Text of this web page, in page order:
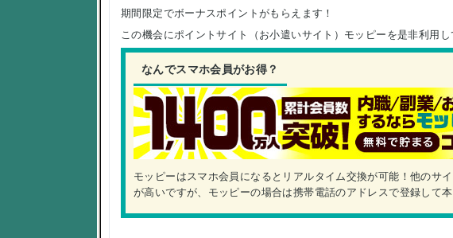
期間限定でボーナスポイントがもらえます！
この機会にポイントサイト（お小遣いサイト）モッピーを是非利用し
なんでスマホ会員がお得？
モッピーはスマホ会員になるとリアルタイム交換が可能！他のサ
が高いですが、モッピーの場合は携帯電話のアドレスで登録して